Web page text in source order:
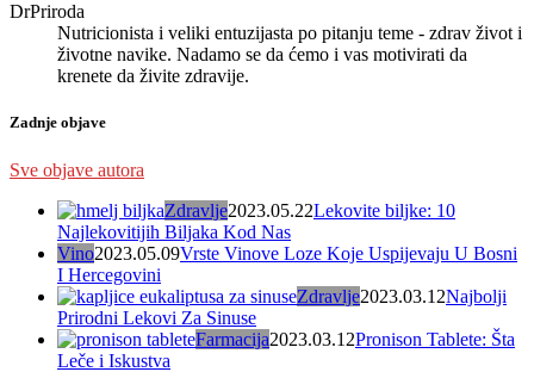
DrPriroda
Nutricionista i veliki entuzijasta po pitanju teme - zdrav život i
životne navike. Nadamo se da ćemo i vas motivirati da
krenete da živite zdravije.
Zadnje objave
Sve objave autora
Zdravlje2023.05.22Lekovite biljke: 10
Najlekovitijih Biljaka Kod Nas
Vino2023.05.09Vrste Vinove Loze Koje Uspijevaju U Bosni
I Hercegovini
Zdravlje2023.03.12Najbolji
Prirodni Lekovi Za Sinuse
Farmacija2023.03.12Pronison Tablete: Šta
Leče i Iskustva